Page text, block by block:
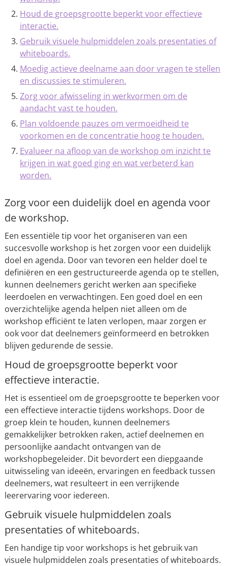
Houd de groepsgrootte beperkt voor effectieve
interactie.
Gebruik visuele hulpmiddelen zoals presentaties of
whiteboards.
Moedig actieve deelname aan door vragen te stellen
en discussies te stimuleren.
Zorg voor afwisseling in werkvormen om de
aandacht vast te houden.
Plan voldoende pauzes om vermoeidheid te
voorkomen en de concentratie hoog te houden.
Evalueer na afloop van de workshop om inzicht te
krijgen in wat goed ging en wat verbeterd kan
worden.
Zorg voor een duidelijk doel en agenda voor
de workshop.
Een essentiële tip voor het organiseren van een
succesvolle workshop is het zorgen voor een duidelijk
doel en agenda. Door van tevoren een helder doel te
definiëren en een gestructureerde agenda op te stellen,
kunnen deelnemers gericht werken aan specifieke
leerdoelen en verwachtingen. Een goed doel en een
overzichtelijke agenda helpen niet alleen om de
workshop efficiënt te laten verlopen, maar zorgen er
ook voor dat deelnemers geïnformeerd en betrokken
blijven gedurende de sessie.
Houd de groepsgrootte beperkt voor
effectieve interactie.
Het is essentieel om de groepsgrootte te beperken voor
een effectieve interactie tijdens workshops. Door de
groep klein te houden, kunnen deelnemers
gemakkelijker betrokken raken, actief deelnemen en
persoonlijke aandacht ontvangen van de
workshopbegeleider. Dit bevordert een diepgaande
uitwisseling van ideeën, ervaringen en feedback tussen
deelnemers, wat resulteert in een verrijkende
leerervaring voor iedereen.
Gebruik visuele hulpmiddelen zoals
presentaties of whiteboards.
Een handige tip voor workshops is het gebruik van
visuele hulpmiddelen zoals presentaties of whiteboards.